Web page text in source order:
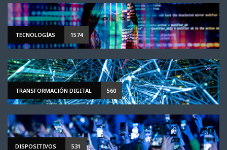
TECNOLOGÍAS 1574
TRANSFORMACIÓN DIGITAL 560
DISPOSITIVOS 531